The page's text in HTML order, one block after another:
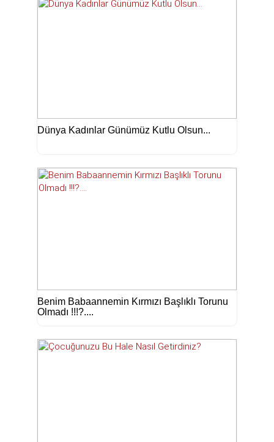
Dünya Kadınlar Günümüz Kutlu Olsun...
Benim Babaannemin Kırmızı Başlıklı Torunu
Olmadı !!!?....